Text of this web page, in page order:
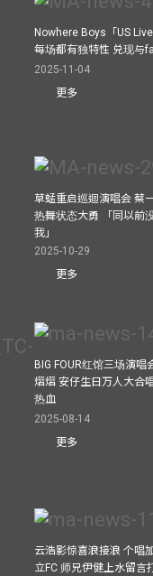
Nowhere Boys「US
每场都有独特性 兑现与
2025-11-04
更多
草蜢重启巡迴演唱会 蔡
热舞状态大勇 「同以前
我」
2025-10-29
更多
BIG FOUR红馆三场演
熠熠 安仔生日万人大合
热血
2025-08-14
更多
云浩影惊喜浪接浪 个唱
立FC 师兄伊健上水留言